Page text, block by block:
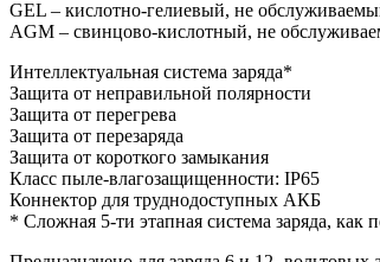
GEL – кислотно-гелиевый, не
AGM – свинцово-кислотный, не
Интеллектуальная система заряда*
Защита от неправильной полярности
Защита от перегрева
Защита от перезаряда
Защита от короткого замыкания
Класс пыле-влагозащищенности: IP65
Коннектор для труднодоступных АКБ
* Сложная 5-ти этапная система заряда,